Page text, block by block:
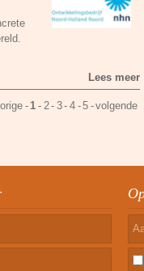
Lees meer
-1 - 2- 3- 4 -5 -volgende